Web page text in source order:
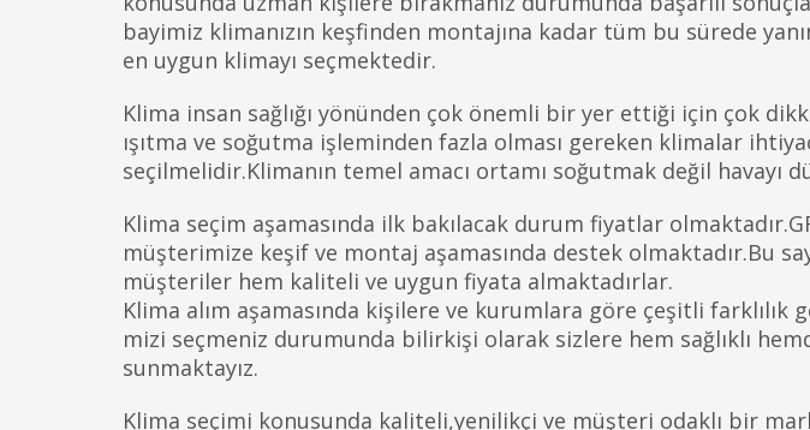
bayimiz klimanızın keşfinden montajına kadar tüm bu sürede
en uygun klimayı seçmektedir.
Klima insan sağlığı yönünden çok önemli bir yer ettiği için çok
ışıtma ve soğutma işleminden fazla olması gereken klimalar
seçilmelidir.Klimanın temel amacı ortamı soğutmak değil havayı
Klima seçim aşamasında ilk bakılacak durum fiyatlar
müşterimize keşif ve montaj aşamasında destek olmaktadır.Bu
müşteriler hem kaliteli ve uygun fiyata almaktadırlar.
Klima alım aşamasında kişilere ve kurumlara göre çeşitli farklılık
mizi seçmeniz durumunda bilirkişi olarak sizlere hem sağlıklı
sunmaktayız.
Klima seçimi konusunda kaliteli,yenilikçi ve müşteri odaklı bir